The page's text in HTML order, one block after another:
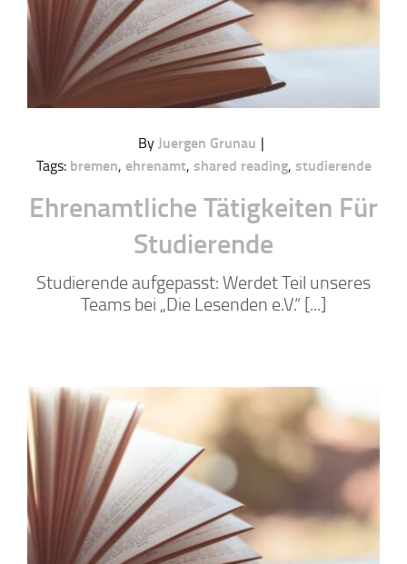
ByJuergen Grunau |
Tags: bremen, ehrenamt, shared reading, studierende
Ehrenamtliche Tätigkeiten Für
Studierende
Studierende aufgepasst: Werdet Teil unseres
Teams bei „Die Lesenden e.V.“ [...]